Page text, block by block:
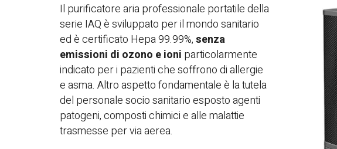
Il purificatore aria professionale portatile della
serie IAQ è sviluppato per il mondo sanitario
ed è certificato Hepa 99.99%,senza
emissioni di ozono e ioni particolarmente
indicato per i pazienti che soffrono di allergie
e asma. Altro aspetto fondamentale è la tutela
del personale socio sanitario esposto agenti
patogeni, composti chimici e alle malattie
trasmesse per via aerea.